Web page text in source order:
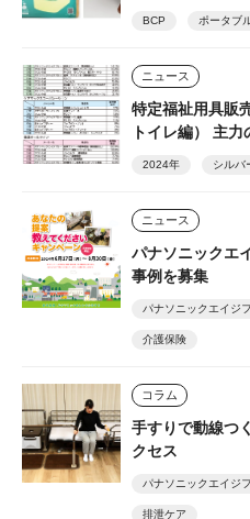
トイレ処理袋
BCP ポータブ
ニュース
特定福祉用具販
トイレ編） 主
2024年 シルバ
ニュース
パナソニックエ
事例を募集
パナソニックエイジ
介護保険
コラム
手すりで動線つ
クセス
パナソニックエイジ
排泄ケア